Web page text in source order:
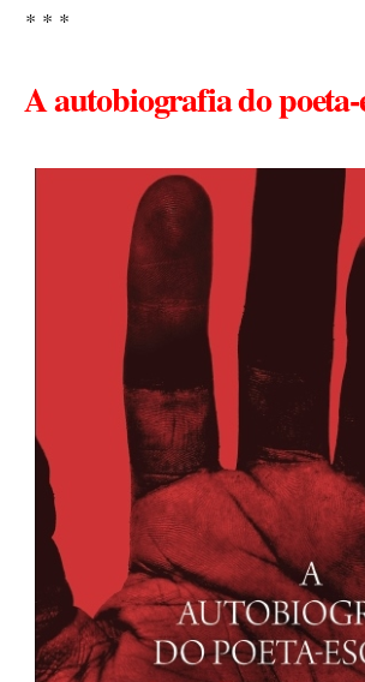
* * *
A autobiografia do poeta-